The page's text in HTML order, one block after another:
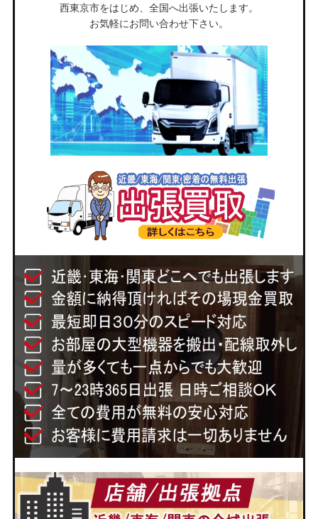
西東京市をはじめ、全国へ出張いたします。
お気軽にお問い合わせ下さい。